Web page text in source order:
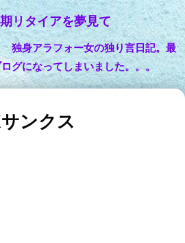
リタイアを夢見て
独身アラフォー女の独り言日記。最
グになってしまいました。。。
ンクス